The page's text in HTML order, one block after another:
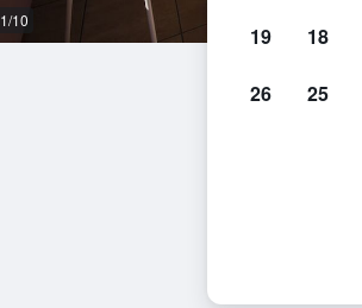
1/10
18
19
25
26